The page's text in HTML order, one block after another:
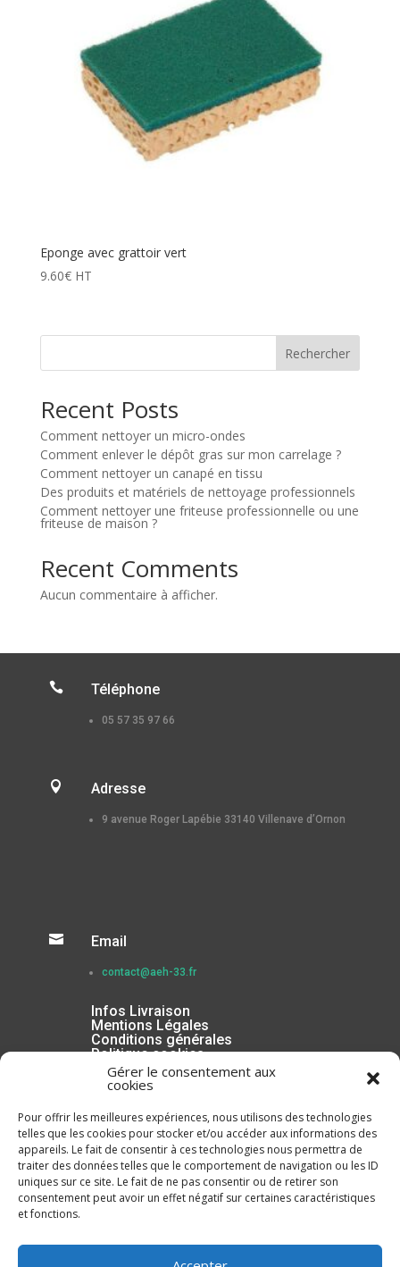
Gérer le consentement aux
cookies
Pour offrir les meilleures expériences, nous utilisons des technologies
telles que les cookies pour stocker et/ou accéder aux informations des
appareils. Le fait de consentir à ces technologies nous permettra de
traiter des données telles que le comportement de navigation ou les ID
uniques sur ce site. Le fait de ne pas consentir ou de retirer son
consentement peut avoir un effet négatif sur certaines caractéristiques
et fonctions.
Eponge avec grattoir vert
9.60€ HT
Rechercher
Recent Posts
Comment nettoyer un micro-ondes
Comment enlever le dépôt gras sur mon carrelage ?
Comment nettoyer un canapé en tissu
Des produits et matériels de nettoyage professionnels
Comment nettoyer une friteuse professionnelle ou une
friteuse de maison ?
Recent Comments
Aucun commentaire à afficher.
 Téléphone
05 57 35 97 66
 Adresse
9 avenue Roger Lapébie 33140 Villenave d’Ornon
 Email
contact@aeh-33.fr
Infos Livraison
Mentions Légales
Conditions générales
Politique cookies